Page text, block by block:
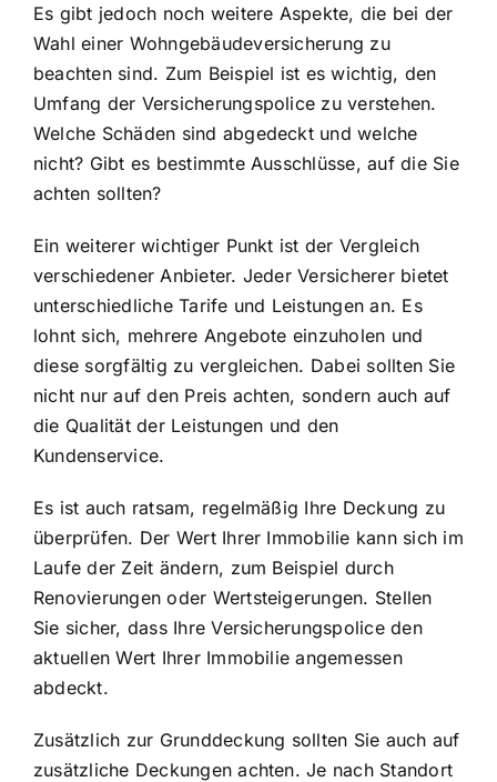
Es gibt jedoch noch weitere Aspekte, die bei der
Wahl einer Wohngebäudeversicherung zu
beachten sind. Zum Beispiel ist es wichtig, den
Umfang der Versicherungspolice zu verstehen.
Welche Schäden sind abgedeckt und welche
nicht? Gibt es bestimmte Ausschlüsse, auf die Sie
achten sollten?
Ein weiterer wichtiger Punkt ist der Vergleich
verschiedener Anbieter. Jeder Versicherer bietet
unterschiedliche Tarife und Leistungen an. Es
lohnt sich, mehrere Angebote einzuholen und
diese sorgfältig zu vergleichen. Dabei sollten Sie
nicht nur auf den Preis achten, sondern auch auf
die Qualität der Leistungen und den
Kundenservice.
Es ist auch ratsam, regelmäßig Ihre Deckung zu
überprüfen. Der Wert Ihrer Immobilie kann sich im
Laufe der Zeit ändern, zum Beispiel durch
Renovierungen oder Wertsteigerungen. Stellen
Sie sicher, dass Ihre Versicherungspolice den
aktuellen Wert Ihrer Immobilie angemessen
abdeckt.
Zusätzlich zur Grunddeckung sollten Sie auch auf
zusätzliche Deckungen achten. Je nach Standort